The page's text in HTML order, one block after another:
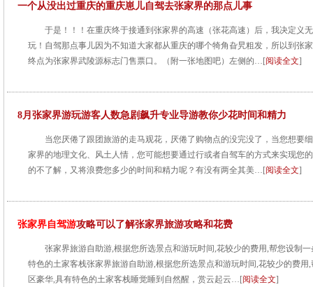
一个从没出过重庆的重庆崽儿自驾去张家界的那点儿事
于是！！！在重庆终于接通到张家界的高速（张花高速）后，我决定义
玩！自驾那点事儿因为不知道大家都从重庆的哪个犄角旮旯粗发，所以到张
终点为张家界武陵源标志门售票口。（附一张地图吧）左侧的…[阅读全文]
8月张家界游玩游客人数急剧飙升专业导游教你少花时间和精力
当您厌倦了跟团旅游的走马观花，厌倦了购物点的没完没了，当您想要
家界的地理文化、风土人情，您可能想要通过行或者自驾车的方式来实现您
的不了解，又将浪费您多少的时间和精力呢？有没有两全其美…[阅读全文]
张家界自驾游攻略可以了解张家界旅游攻略和花费
张家界旅游自助游,根据您所选景点和游玩时间,花较少的费用,帮您设制
特色的土家客栈张家界旅游自助游,根据您所选景点和游玩时间,花较少的费
区豪华,具有特色的土家客栈睡觉睡到自然醒，赏云起云…[阅读全文]